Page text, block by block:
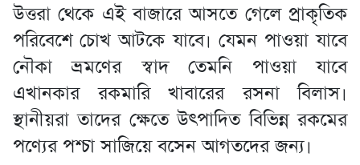
উত্তরা থেকে এই বাজারে আসতে গেলে প্রাকৃতিক
পরিবেশে চোখ আটকে যাবে। যেমন পাওয়া যাবে
নৌকা ভ্রমণের স্বাদ তেমনি পাওয়া যাবে
এখানকার রকমারি খাবারের রসনা বিলাস।
স্থানীয়রা তাদের ক্ষেতে উৎপাদিত বিভিন্ন রকমের
পণ্যের পশ্চা সাজিয়ে বসেন আগতদের জন্য।